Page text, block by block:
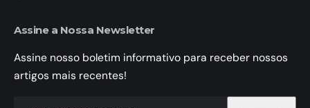
Assine a Nossa Newsletter
Assine nosso boletim informativo para receber nossos
artigos mais recentes!